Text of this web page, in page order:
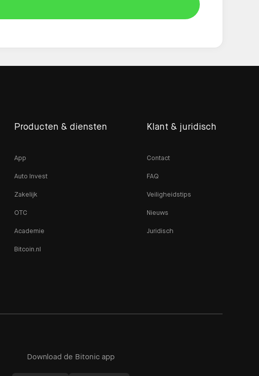
Producten & diensten
App
Auto Invest
Zakelijk
OTC
Academie
Bitcoin.nl
Klant & juridisch
Contact
FAQ
Veiligheidstips
Nieuws
Juridisch
Download de Bitonic app